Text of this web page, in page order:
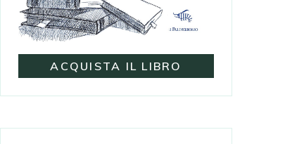
ACQUISTA IL LIBRO